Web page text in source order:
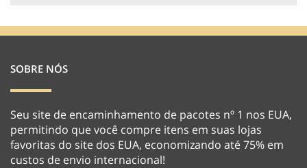
SOBRE NÓS
Seu site de encaminhamento de pacotes nº 1 nos EUA,
permitindo que você compre itens em suas lojas
favoritas do site dos EUA, economizando até 75% em
custos de envio internacional!